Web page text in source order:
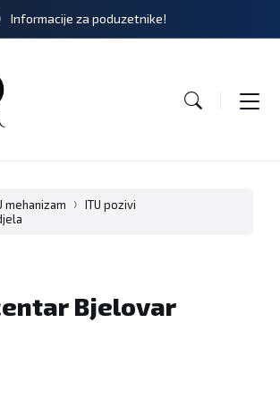
Informacije za poduzetnike!
mehanizam
ITU pozivi
Bjelovar